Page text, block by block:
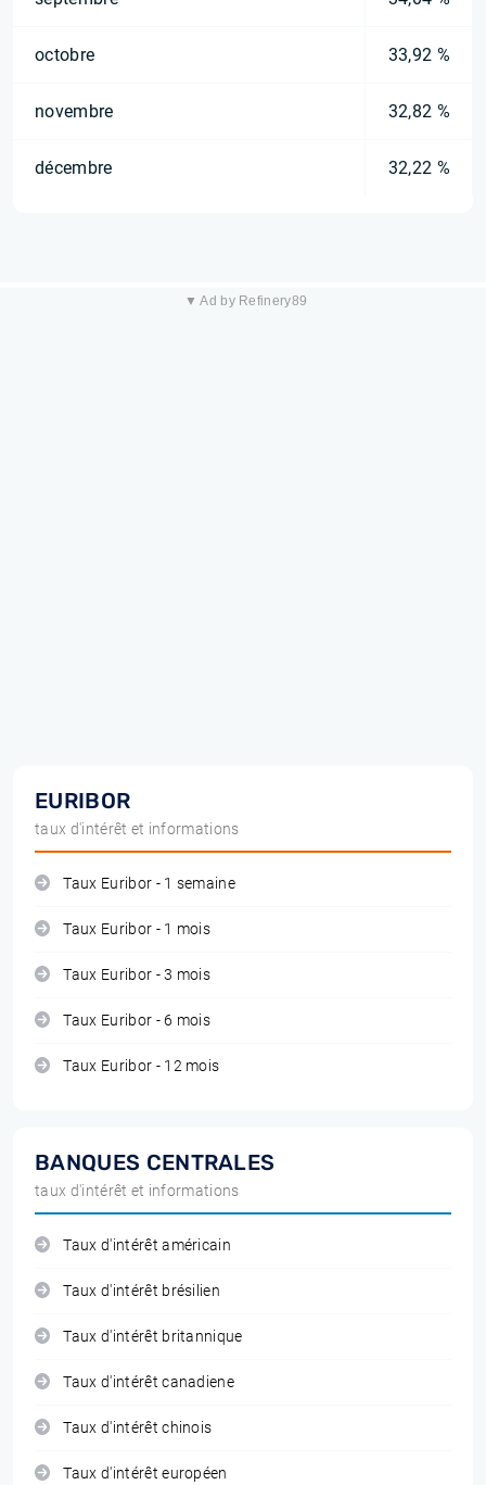
octobre 33,92 %
novembre 32,82 %
décembre 32,22 %
▼ Ad by Refinery89
EURIBOR
taux d'intérêt et informations
Taux Euribor - 1 semaine
Taux Euribor - 1 mois
Taux Euribor - 3 mois
Taux Euribor - 6 mois
Taux Euribor - 12 mois
BANQUES CENTRALES
taux d'intérêt et informations
Taux d'intérêt américain
Taux d'intérêt brésilien
Taux d'intérêt britannique
Taux d'intérêt canadiene
Taux d'intérêt chinois
Taux d'intérêt européen